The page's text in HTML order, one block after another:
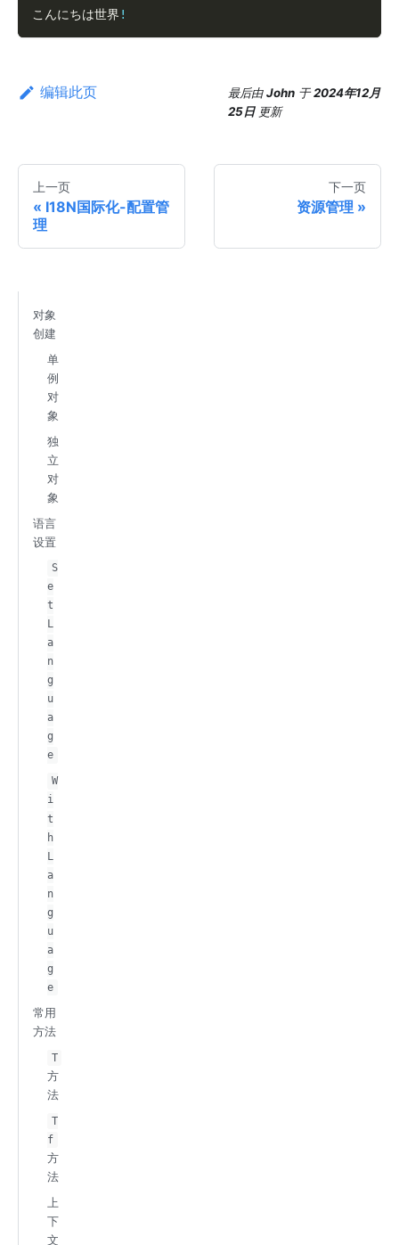
こんにちは世界 !
编辑此页 最后由John 于2024年12月
25日 更新
上一页
I18N国际化-配置管
理
下一页
资源管理
对象
创建
单
例
对
象
独
立
对
象
语言
设置
S
e
t
L
a
n
g
u
a
g
e
W
i
t
h
L
a
n
g
u
a
g
e
常用
方法
T
方
法
T
f
方
法
上
下
文